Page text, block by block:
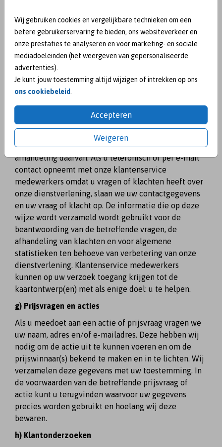
Wij gebruiken cookies en vergelijkbare technieken om een
betere gebruikerservaring te bieden, ons websiteverkeer en
onze prestaties te analyseren en voor marketing- en sociale
mediadoeleinden (het weergeven van gepersonaliseerde
advertenties).
Je kunt jouw toestemming altijd wijzigen of intrekken op ons
ons cookiebeleid
Accepteren
Weigeren
direct-marketingdoeleinden;
via social media;
per telefoon:zie f) Klantenservice.
f) Klantenservice
Wij bieden via onze webwinkel de mogelijkheid om
vragen te stellen middels een contactformulier,
vullen om uw vraag te behandelen. De gegevens die u
ons toestuurt, worden bewaard zolang als naar de
aard van het formulier of de inhoud van je e-mail
nodig is voor de volledige beantwoording en
afhandeling daarvan. Als u telefonisch of per e-mail
contact opneemt met onze klantenservice
medewerkers omdat u vragen of klachten heeft over
onze dienstverlening, slaan we uw contactgegevens
en uw vraag of klacht op. De informatie die op deze
wijze wordt verzameld wordt gebruikt voor de
beantwoording van de betreffende vragen, de
afhandeling van klachten en voor algemene
statistieken ten behoeve van verbetering van onze
dienstverlening. Klantenservice medewerkers
kunnen op uw verzoek toegang krijgen tot de
kaartontwerp(en) met als enige doel: u te helpen.
g) Prijsvragen en acties
Als u meedoet aan een actie of prijsvraag vragen we
uw naam, adres en/of e-mailadres. Deze hebben wij
nodig om de actie uit te kunnen voeren en om de
prijswinnaar(s) bekend te maken en in te lichten. Wij
verzamelen deze gegevens met uw toestemming. In
de voorwaarden van de betreffende prijsvraag of
actie kunt u terugvinden waarvoor uw gegevens
precies worden gebruikt en hoelang wij deze
bewaren.
h) Klantonderzoeken